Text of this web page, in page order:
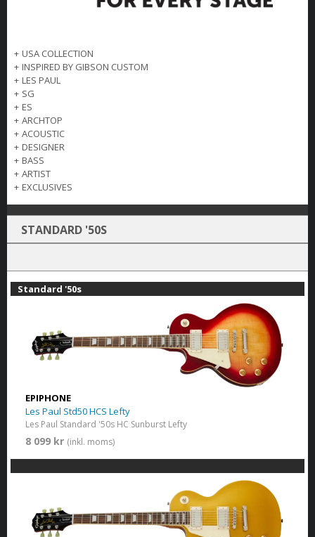
+ USA COLLECTION
+ INSPIRED BY GIBSON CUSTOM
+ LES PAUL
+ SG
+ ES
+ ARCHTOP
+ ACOUSTIC
+ DESIGNER
+ BASS
+ ARTIST
+ EXCLUSIVES
STANDARD '50S
Standard '50s
EPIPHONE
Les Paul Std50 HCS Lefty
Les Paul Standard '50s HC Sunburst Lefty
8 099 kr (inkl. moms)